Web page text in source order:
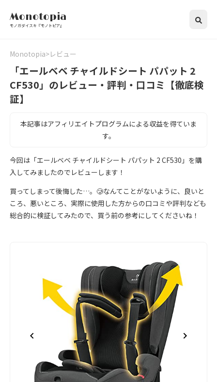
Monotopia
モノガダイスキ『モノトピア』
Monotopia レビュー
「エールベベ チャイルドシート パパット 2
CF530」のレビュー・評判・口コミ【徹底検
証】
本記事はアフィリエイトプログラムによる収益を得ていま
す。
今回は「エールベベ チャイルドシート パパット 2 CF530」を購
入してみましたのでレビューします！
買ってしまって後悔した…。🥲なんてことがないように、良いと
ころ、悪いところ、実際に使用した方からの口コミや評判なども
総合的に検証してみたので、買う前の参考にしてくださいね！